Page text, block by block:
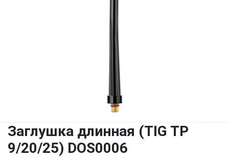
Заглушка длинная (TIG TP
9/20/25) DOS0006